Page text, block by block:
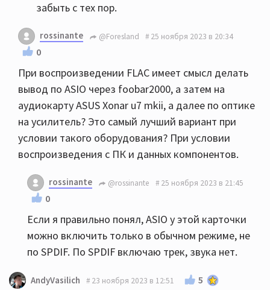
забыть с тех пор.
rossinante @Foresland 25 ноября 2023 в 20:34
0
При воспроизведении FLAC имеет смысл делать
вывод по ASIO через foobar2000, а затем на
аудиокарту ASUS Xonar u7 mkii, а далее по оптике
на усилитель? Это самый лучший вариант при
условии такого оборудования? При условии
воспроизведения с ПК и данных компонентов.
rossinante @rossinante 25 ноября 2023 в 21:45
0
Если я правильно понял, ASIO у этой карточки
можно включить только в обычном режиме, не
по SPDIF. По SPDIF включаю трек, звука нет.
AndyVasilich 23 ноября 2023 в 12:51 5